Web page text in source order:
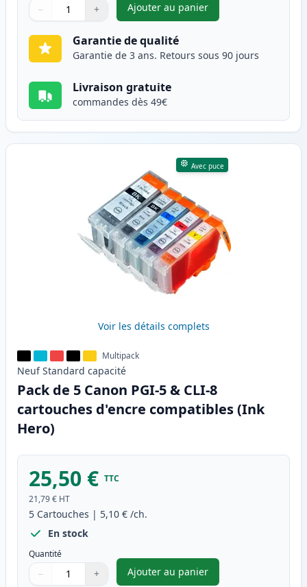
Quantité
Utilisez les boutons pour ajuster
− +
Quantité
Ajouter au panier
,Pack de 10 Canon PGI-5 &
Garantie de qualité
Garantie de 3 ans. Retours sous 90 jours
Livraison gratuite
commandes dès 49€
Avec puce
Voir les détails complets
Multipack
Neuf Standard capacité
Pack de 5 Canon PGI-5 & CLI-8
cartouches d'encre compatibles (Ink
Hero)
25,50 € TTC
21,79 € HT
5 Cartouches | 5,10 € /ch.
En stock
Quantité
Quantité
Utilisez les boutons pour ajuster
− +
Quantité
Ajouter au panier
,Pack de 5 Canon PGI-5 &